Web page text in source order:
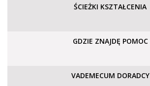
ŚCIEŻKI KSZTAŁCENIA
GDZIE ZNAJDĘ POMOC
VADEMECUM DORADCY